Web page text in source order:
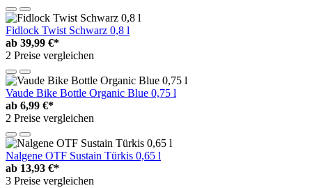
Fidlock Twist Schwarz 0,8 l
ab 39,99 €*
2 Preise vergleichen
Vaude Bike Bottle Organic Blue 0,75 l
ab 6,99 €*
2 Preise vergleichen
Nalgene OTF Sustain Türkis 0,65 l
ab 13,93 €*
3 Preise vergleichen